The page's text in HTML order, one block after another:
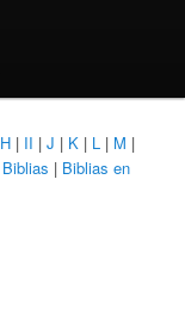
H | II |J | K | L | M |
Biblias | Biblias en